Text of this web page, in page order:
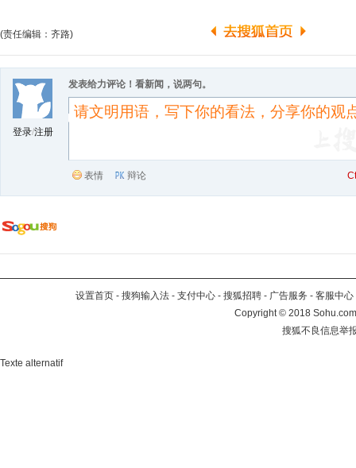
(责任编辑：齐路)
登录/注册
发表给力评论！看新闻，说两句。
表情 辩论
设置首页 - 搜狗输入法 - 支付中心 - 搜狐招聘 - 广告服务 - 客服中心
Copyright©2018
搜狐不良信息举
Texte alternatif